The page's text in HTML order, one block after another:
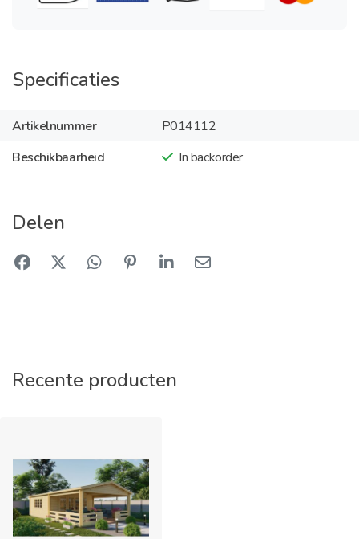
Specificaties
Artikelnummer
P014112
Beschikbaarheid
In backorder
Delen
Recente producten